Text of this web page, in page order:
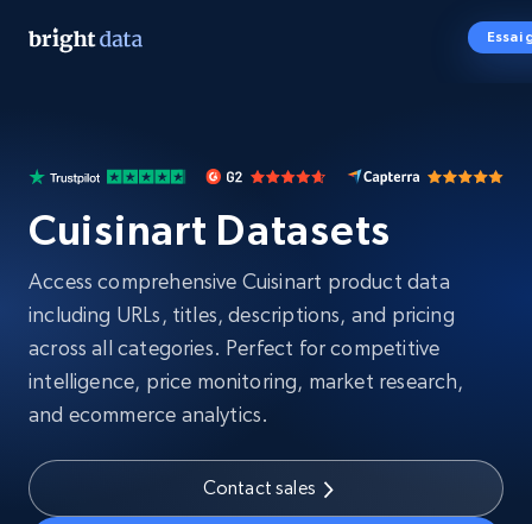
Essai
Cuisinart Datasets
Access comprehensive Cuisinart product data
including URLs, titles, descriptions, and pricing
across all categories. Perfect for competitive
intelligence, price monitoring, market research,
and ecommerce analytics.
Contact sales